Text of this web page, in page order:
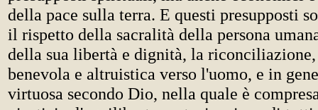
della pace sulla terra. E questi presupposti
il rispetto della sacralità della persona
della sua libertà e dignità, la
benevola e altruistica verso l'uomo, e in
virtuosa secondo Dio, nella quale è